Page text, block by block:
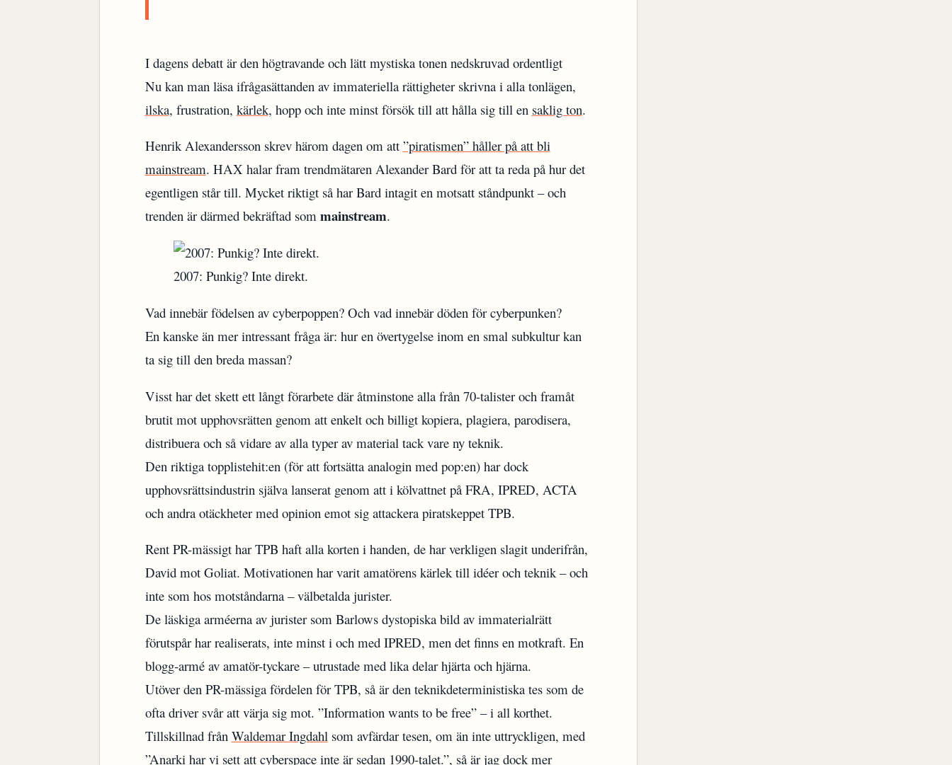
I dagens debatt är den högtravande och lätt mystiska tonen nedskruvad ordentligt
Nu kan man läsa ifrågasättanden av immateriella rättigheter skrivna i alla tonlägen,
ilska, frustration, kärlek, hopp och inte minst försök till att hålla sig till en saklig ton.
Henrik Alexandersson skrev härom dagen om att ”piratismen” håller på att bli
mainstream. HAX halar fram trendmätaren Alexander Bard för att ta reda på hur det
egentligen står till. Mycket riktigt så har Bard intagit en motsatt ståndpunkt – och
trenden är därmed bekräftad som mainstream.
2007: Punkig? Inte direkt.
Vad innebär födelsen av cyberpoppen? Och vad innebär döden för cyberpunken?
En kanske än mer intressant fråga är: hur en övertygelse inom en smal subkultur kan
ta sig till den breda massan?
Visst har det skett ett långt förarbete där åtminstone alla från 70-talister och framåt
brutit mot upphovsrätten genom att enkelt och billigt kopiera, plagiera, parodisera,
distribuera och så vidare av alla typer av material tack vare ny teknik.
Den riktiga topplistehit:en (för att fortsätta analogin med pop:en) har dock
upphovsrättsindustrin själva lanserat genom att i kölvattnet på FRA, IPRED, ACTA
och andra otäckheter med opinion emot sig attackera piratskeppet TPB.
Rent PR-mässigt har TPB haft alla korten i handen, de har verkligen slagit underifrån,
David mot Goliat. Motivationen har varit amatörens kärlek till idéer och teknik – och
inte som hos motståndarna – välbetalda jurister.
De läskiga arméerna av jurister som Barlows dystopiska bild av immaterialrätt
förutspår har realiserats, inte minst i och med IPRED, men det finns en motkraft. En
blogg-armé av amatör-tyckare – utrustade med lika delar hjärta och hjärna.
Utöver den PR-mässiga fördelen för TPB, så är den teknikdeterministiska tes som de
ofta driver svår att värja sig mot. ”Information wants to be free” – i all korthet.
Tillskillnad från Waldemar Ingdahlsom avfärdar tesen, om än inte uttryckligen, med
”Anarki har vi sett att cyberspace inte är sedan 1990-talet.”, så är jag dock mer